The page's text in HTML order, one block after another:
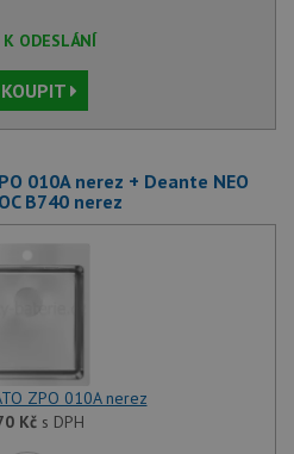
ODESLÁNÍ
010A nerez + Deante NEO
B740 nerez
ZPO 010A nerez
Kčs DPH